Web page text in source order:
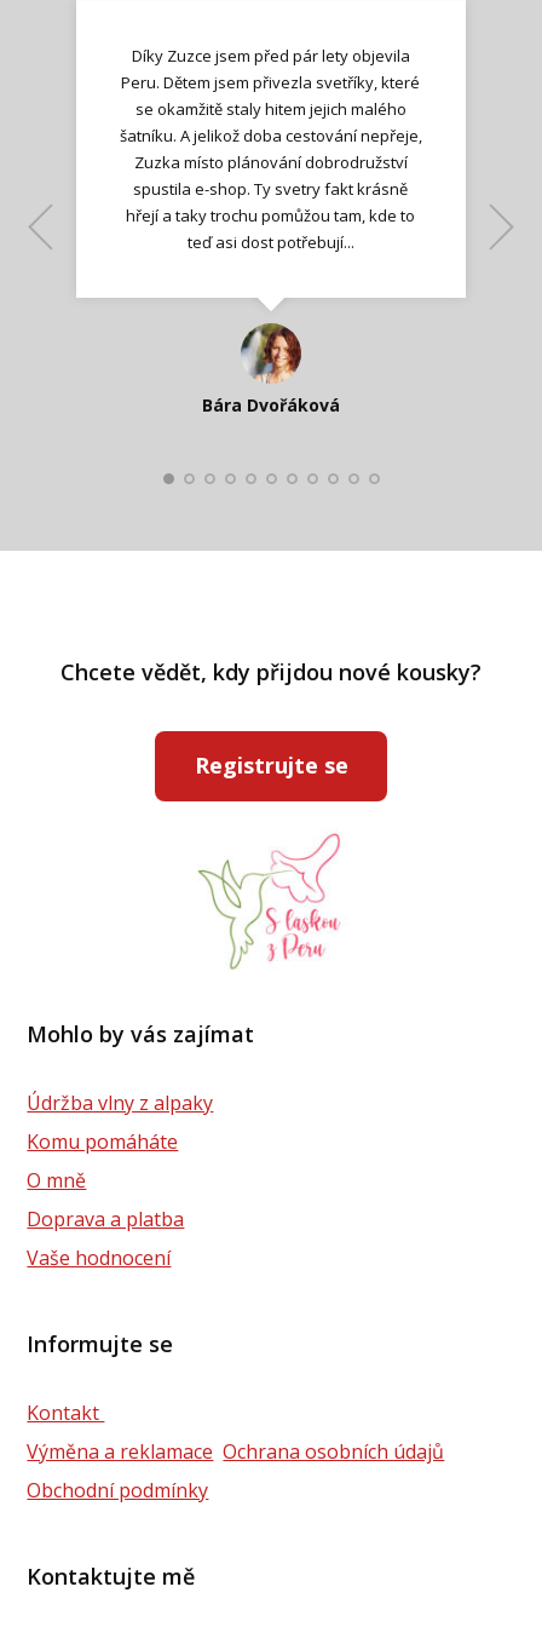
Díky Zuzce jsem před pár lety objevila
Peru. Dětem jsem přivezla svetříky, které
se okamžitě staly hitem jejich malého
šatníku. A jelikož doba cestování nepřeje,
Zuzka místo plánování dobrodružství
spustila e-shop. Ty svetry fakt krásně
hřejí a taky trochu pomůžou tam, kde to
teď asi dost potřebují...
Bára Dvořáková
Jana T.
Kateřina Veleta Štěpánová
Ilona M.
Lenka K.
Nadšená zpráva
Katka Perháčová
Smolková
Lenka K.
Chcete vědět, kdy přijdou nové kousky?
Registrujte se
Mohlo by vás zajímat
Údržba vlny z alpaky
Komu pomáháte
O mně
Doprava a platba
Vaše hodnocení
Informujte se
Kontakt
Výměna a reklamace Ochrana osobních údajů
Obchodní podmínky
Kontaktujte mě